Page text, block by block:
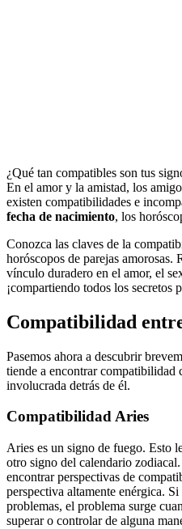
¿Qué tan compatibles son tus
En el amor y la amistad, los
existen compatibilidades e
fecha de nacimiento, los
Conozca las claves de la
horóscopos de parejas amorosas.
vínculo duradero en el amor, el
¡compartiendo todos los secretos
Compatibilidad
Pasemos ahora a descubrir
tiende a encontrar compatibilidad
involucrada detrás de él.
Compatibilidad Aries
Aries es un signo de fuego. Esto
otro signo del calendario
encontrar perspectivas de
perspectiva altamente enérgica.
problemas, el problema surge
superar o controlar de alguna